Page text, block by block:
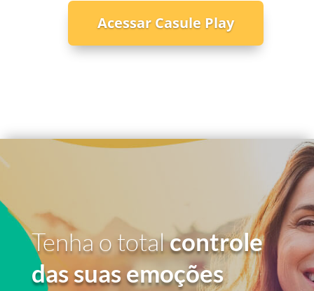
Acessar Casule Play
Tenha o totalcontrole
das suas emoções